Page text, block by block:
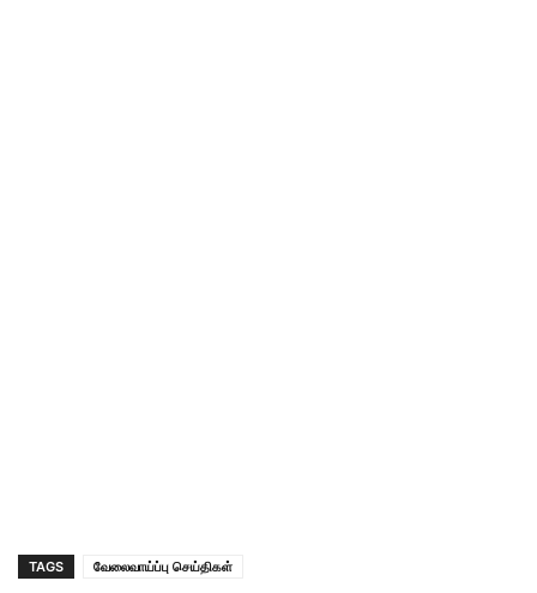
TAGS வேலைவாய்ப்பு செய்திகள்